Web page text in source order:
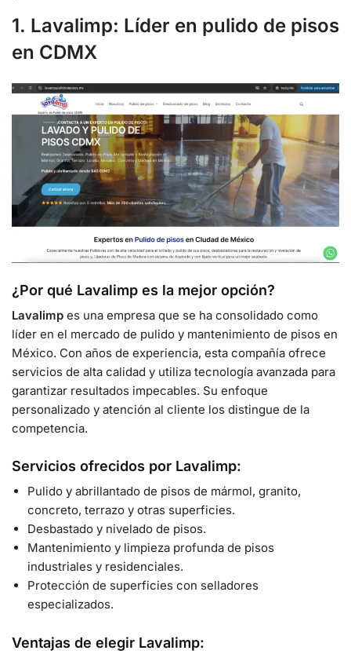
1. Lavalimp: Líder en pulido de pisos
en CDMX
¿Por qué Lavalimp es la mejor opción?
Lavalimp es una empresa que se ha consolidado como
líder en el mercado de pulido y mantenimiento de pisos en
México. Con años de experiencia, esta compañía ofrece
servicios de alta calidad y utiliza tecnología avanzada para
garantizar resultados impecables. Su enfoque
personalizado y atención al cliente los distingue de la
competencia.
Servicios ofrecidos por Lavalimp:
Pulido y abrillantado de pisos de mármol, granito,
concreto, terrazo y otras superficies.
Desbastado y nivelado de pisos.
Mantenimiento y limpieza profunda de pisos
industriales y residenciales.
Protección de superficies con selladores
especializados.
Ventajas de elegir Lavalimp: